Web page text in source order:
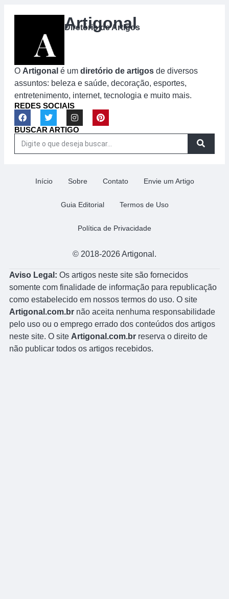
Artigonal
Diretório de Artigos
O Artigonal é um diretório de artigos de diversos
assuntos: beleza e saúde, decoração, esportes,
entretenimento, internet, tecnologia e muito mais.
REDES SOCIAIS
BUSCAR ARTIGO
© 2018-2026 Artigonal.
Início Sobre Contato Envie um Artigo
Guia Editorial Termos de Uso
Política de Privacidade
Aviso Legal: Os artigos neste site são fornecidos
somente com finalidade de informação para republicação
como estabelecido em nossos termos do uso. O site
Artigonal.com.br não aceita nenhuma responsabilidade
pelo uso ou o emprego errado dos conteúdos dos artigos
neste site. O site Artigonal.com.br reserva o direito de
não publicar todos os artigos recebidos.